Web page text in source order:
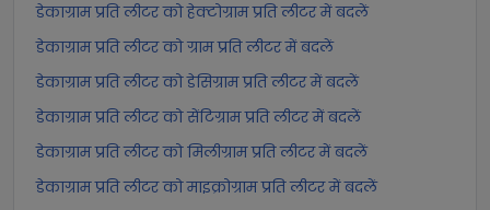
डेकाग्राम प्रति लीटर को हेक्टोग्राम प्रति लीटर में बदलें
डेकाग्राम प्रति लीटर को ग्राम प्रति लीटर में बदलें
डेकाग्राम प्रति लीटर को डेसिग्राम प्रति लीटर में बदलें
डेकाग्राम प्रति लीटर को सेंटिग्राम प्रति लीटर में बदलें
डेकाग्राम प्रति लीटर को मिलीग्राम प्रति लीटर में बदलें
डेकाग्राम प्रति लीटर को माइक्रोग्राम प्रति लीटर में बदलें